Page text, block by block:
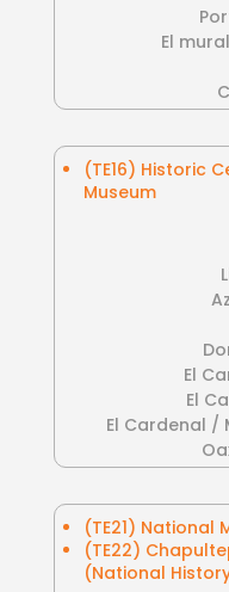
El
(TE16) Historic
Museum
El
El
El Cardenal /
(TE21) National
(TE22)
(National